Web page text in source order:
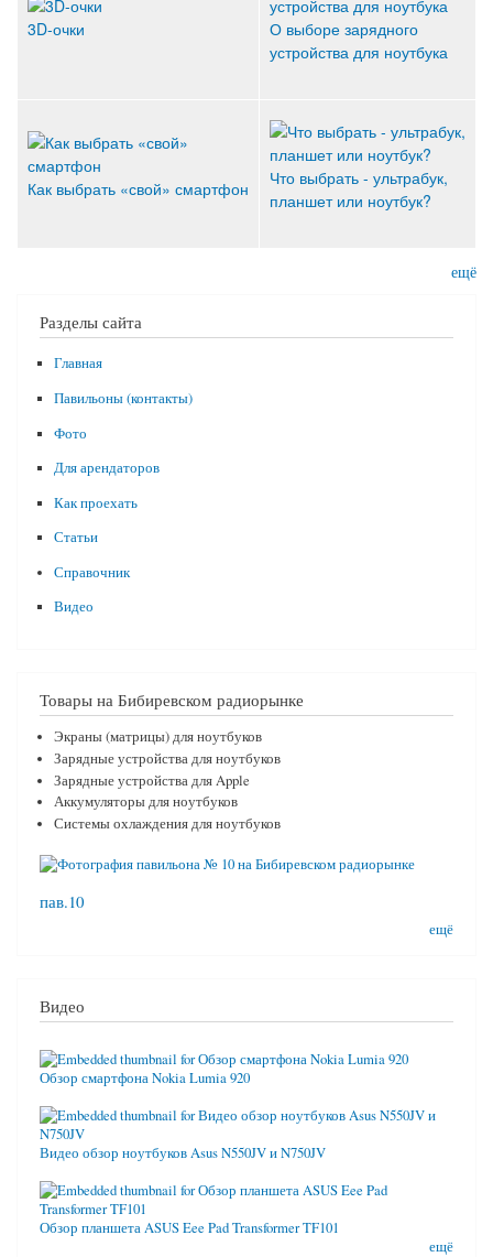
3D-очки
О выборе зарядного
устройства для ноутбука
Как выбрать «свой» смартфон
Что выбрать - ультрабук,
планшет или ноутбук?
ещё
Разделы сайта
Главная
Павильоны (контакты)
Фото
Для арендаторов
Как проехать
Статьи
Справочник
Видео
Товары на Бибиревском радиорынке
Экраны (матрицы) для ноутбуков
Зарядные устройства для ноутбуков
Зарядные устройства для Apple
Аккумуляторы для ноутбуков
Системы охлаждения для ноутбуков
пав.10
ещё
Видео
Обзор смартфона Nokia Lumia 920
Видео обзор ноутбуков Asus N550JV и N750JV
Обзор планшета ASUS Eee Pad Transformer TF101
ещё